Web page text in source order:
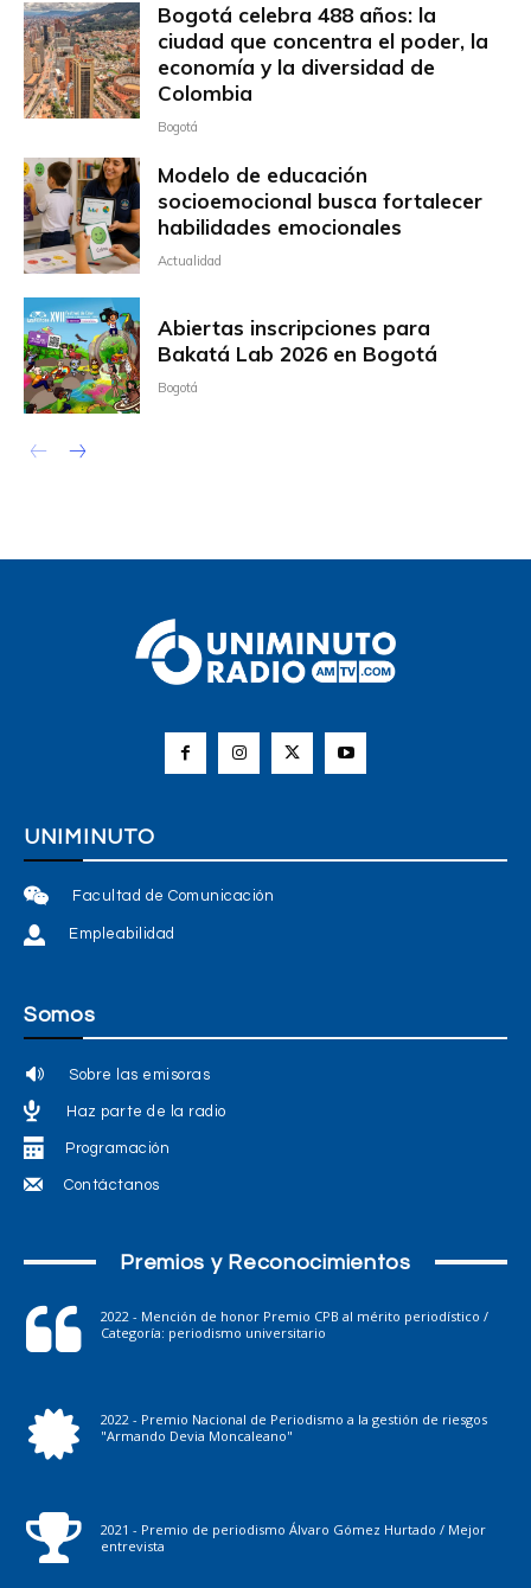
Bogotá celebra 488 años: la
ciudad que concentra el poder, la
economía y la diversidad de
Colombia
Bogotá
Modelo de educación
socioemocional busca fortalecer
habilidades emocionales
Actualidad
Abiertas inscripciones para
Bakatá Lab 2026 en Bogotá
Bogotá
UNIMINUTO
Facultad de Comunicación
Empleabilidad
Somos
Sobre las emisoras
Haz parte de la radio
Programación
Contáctanos
Premios y Reconocimientos
2022 - Mención de honor Premio CPB al mérito periodístico /
Categoría: periodismo universitario
2022 - Premio Nacional de Periodismo a la gestión de riesgos
"Armando Devia Moncaleano"
2021 - Premio de periodismo Álvaro Gómez Hurtado / Mejor
entrevista